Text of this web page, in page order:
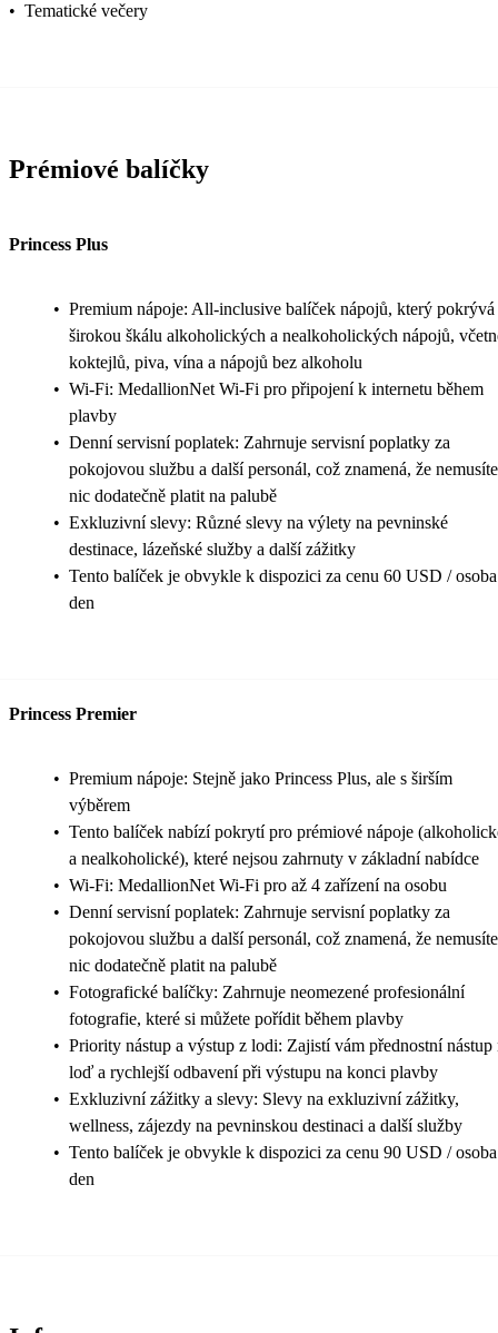
• Tematické večery
Prémiové balíčky
Princess Plus
• Premium nápoje: All-inclusive balíček nápojů, který pokrývá
širokou škálu alkoholických a nealkoholických nápojů,
koktejlů, piva, vína a nápojů bez alkoholu
• Wi-Fi: MedallionNet Wi-Fi pro připojení k internetu během
plavby
• Denní servisní poplatek: Zahrnuje servisní poplatky za
pokojovou službu a další personál, což znamená, že nemusíte
nic dodatečně platit na palubě
• Exkluzivní slevy: Různé slevy na výlety na pevninské
destinace, lázeňské služby a další zážitky
• Tento balíček je obvykle k dispozici za cenu 60 USD /
den
Princess Premier
• Premium nápoje: Stejně jako Princess Plus, ale s širším
výběrem
• Tento balíček nabízí pokrytí pro prémiové nápoje
a nealkoholické), které nejsou zahrnuty v základní nabídce
• Wi-Fi: MedallionNet Wi-Fi pro až 4 zařízení na osobu
• Denní servisní poplatek: Zahrnuje servisní poplatky za
pokojovou službu a další personál, což znamená, že nemusíte
nic dodatečně platit na palubě
• Fotografické balíčky: Zahrnuje neomezené profesionální
fotografie, které si můžete pořídit během plavby
• Priority nástup a výstup z lodi: Zajistí vám přednostní nástup
loď a rychlejší odbavení při výstupu na konci plavby
• Exkluzivní zážitky a slevy: Slevy na exkluzivní zážitky,
wellness, zájezdy na pevninskou destinaci a další služby
• Tento balíček je obvykle k dispozici za cenu 90 USD /
den